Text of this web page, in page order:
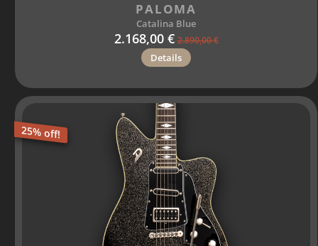
2.168,00 € 2.890,00 €
PALOMA
Catalina Blue
Details
25% off!